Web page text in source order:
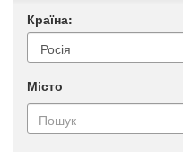
Країна:
Місто